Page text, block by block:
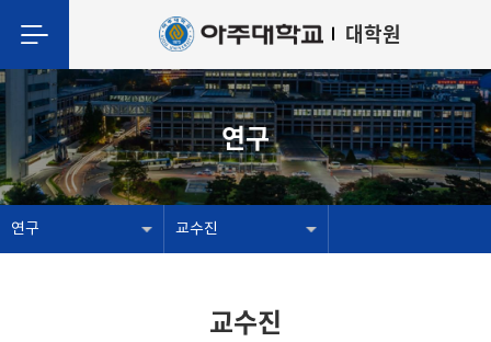
대학원
연구
연구 교수진
교수진